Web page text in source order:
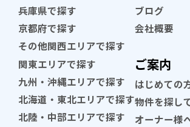
兵庫県で探す
京都府で探す
その他関西エリアで探す
関東エリアで探す
九州・沖縄エリアで探す
北海道・東北エリアで探す
北陸・中部エリアで探す
ブログ
会社概要
ご案内
はじめての
物件を探し
オーナー様